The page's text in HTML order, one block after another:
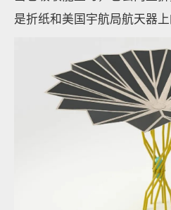
是折纸和美国宇航局航天器上